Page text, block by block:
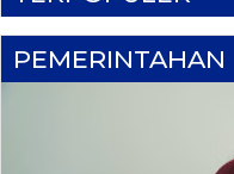
PEMERINTAHAN